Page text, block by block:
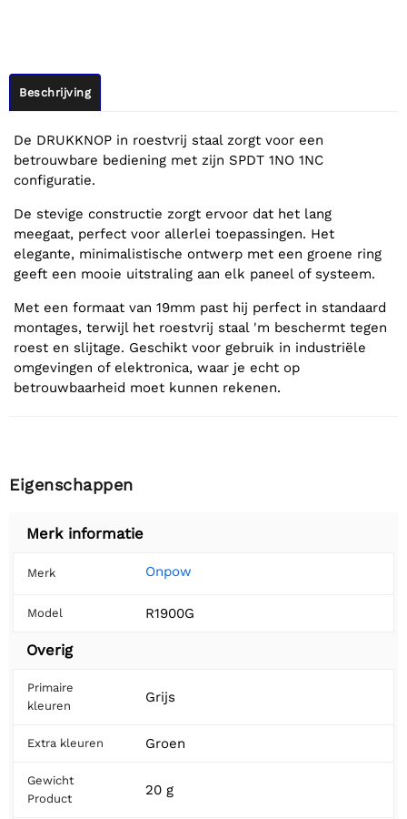
Beschrijving
De DRUKKNOP in roestvrij staal zorgt voor een
betrouwbare bediening met zijn SPDT 1NO 1NC
configuratie.
De stevige constructie zorgt ervoor dat het lang
meegaat, perfect voor allerlei toepassingen. Het
elegante, minimalistische ontwerp met een groene ring
geeft een mooie uitstraling aan elk paneel of systeem.
Met een formaat van 19mm past hij perfect in standaard
montages, terwijl het roestvrij staal 'm beschermt tegen
roest en slijtage. Geschikt voor gebruik in industriële
omgevingen of elektronica, waar je echt op
betrouwbaarheid moet kunnen rekenen.
Eigenschappen
Merk informatie
Merk Onpow
Model R1900G
Overig
Primaire
kleuren
Grijs
Extra kleuren Groen
Gewicht
Product
20 g